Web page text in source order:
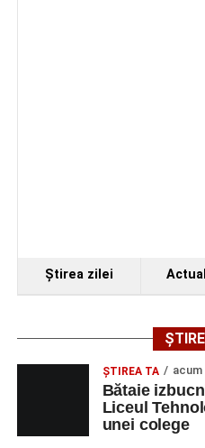
Ştirea zilei
ŞTIREA TA acum
Bătaie
Liceul
unei colege